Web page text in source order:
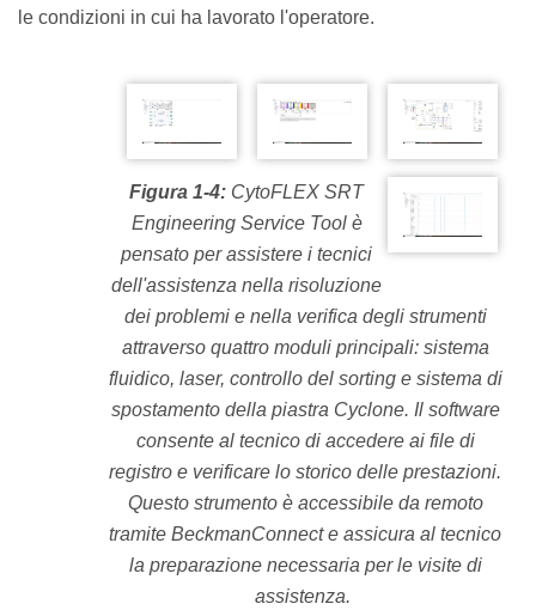
le condizioni in cui ha lavorato l'operatore.
Figura 1-4: CytoFLEX SRT
Engineering Service Tool è
pensato per assistere i tecnici
dell'assistenza nella risoluzione
dei problemi e nella verifica degli strumenti
attraverso quattro moduli principali: sistema
fluidico, laser, controllo del sorting e sistema di
spostamento della piastra Cyclone. Il software
consente al tecnico di accedere ai file di
registro e verificare lo storico delle prestazioni.
Questo strumento è accessibile da remoto
tramite BeckmanConnect e assicura al tecnico
la preparazione necessaria per le visite di
assistenza.